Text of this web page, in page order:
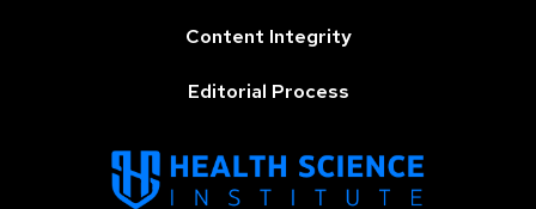
Content Integrity
Editorial Process